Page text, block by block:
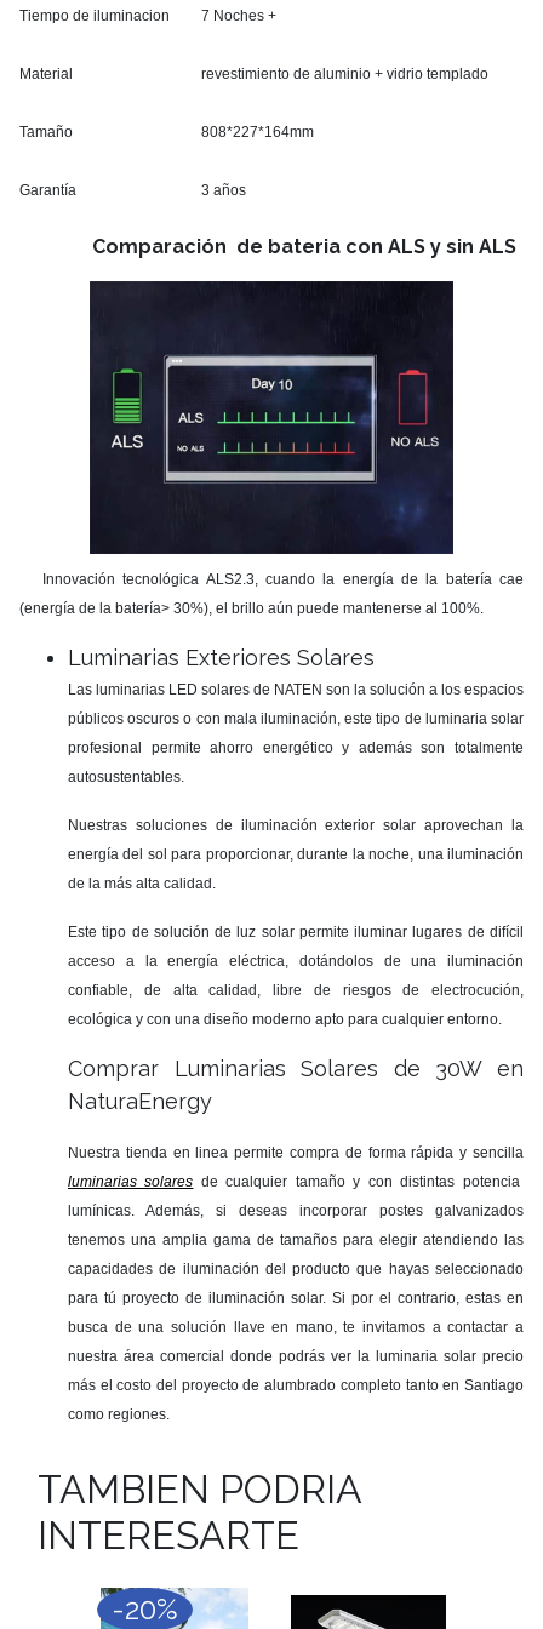
Tiempo de iluminacion 7 Noches +
Material revestimiento de aluminio + vidrio templado
Tamaño 808*227*164mm
Garantía 3 años
Comparación de bateria con ALS y sin ALS
Innovación tecnológica ALS2.3, cuando la energía de la batería cae
(energía de la batería> 30%), el brillo aún puede mantenerse al 100%.
Luminarias Exteriores Solares
Las luminarias LED solares de NATEN son la solución a los espacios
públicos oscuros o con mala iluminación, este tipo de luminaria solar
profesional permite ahorro energético y además son totalmente
autosustentables.
Nuestras soluciones de iluminación exterior solar aprovechan la
energía del sol para proporcionar, durante la noche, una iluminación
de la más alta calidad.
Este tipo de solución de luz solar permite iluminar lugares de difícil
acceso a la energía eléctrica, dotándolos de una iluminación
confiable, de alta calidad, libre de riesgos de electrocución,
ecológica y con una diseño moderno apto para cualquier entorno.
Comprar Luminarias Solares de 30W en
NaturaEnergy
Nuestra tienda en linea permite compra de forma rápida y sencilla
luminarias solares de cualquier tamaño y con distintas potencia
lumínicas. Además, si deseas incorporar postes galvanizados
tenemos una amplia gama de tamaños para elegir atendiendo las
capacidades de iluminación del producto que hayas seleccionado
para tú proyecto de iluminación solar. Si por el contrario, estas en
busca de una solución llave en mano, te invitamos a contactar a
nuestra área comercial donde podrás ver la luminaria solar precio
más el costo del proyecto de alumbrado completo tanto en Santiago
como regiones.
TAMBIEN PODRIA
INTERESARTE
-20%